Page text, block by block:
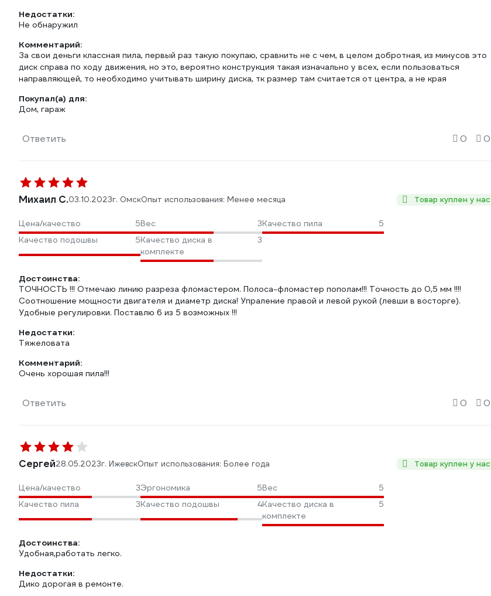
Недостатки:
Не обнаружил
Комментарий:
За свои деньги классная пила, первый раз такую покупаю, сравнить не с чем, в целом добротная, из минусов это
диск справа по ходу движения, но это, вероятно конструкция такая изначально у всех, если пользоваться
направляющей, то необходимо учитывать ширину диска, тк размер там считается от центра, а не края
Покупал(а) для:
Дом, гараж
Ответить 0 0
Михаил С.03.10.2023г. ОмскОпыт использования: Менее месяца Товар куплен у нас
Цена/качество 5Вес 3Качество пила
5
Качество подошвы
5Качество диска в
комплекте
3
Достоинства:
ТОЧНОСТЬ !!! Отмечаю линию разреза фломастером. Полоса-фломастер пополам!!! Точность до 0,5 мм !!!!
Соотношение мощности двигателя и диаметр диска! Упраление правой и левой рукой (левши в восторге).
Удобные регулировки. Поставлю 6 из 5 возможных !!!
Недостатки:
Тяжеловата
Комментарий:
Очень хорошая пила!!!
Ответить 0 0
Сергей28.05.2023г. ИжевскОпыт использования: Более года Товар куплен у нас
Цена/качество 3Эргономика 5Вес
5
Качество пила
3Качество подошвы 4Качество диска в
комплекте
5
Достоинства:
Удобная,работать легко.
Недостатки:
Дико дорогая в ремонте.